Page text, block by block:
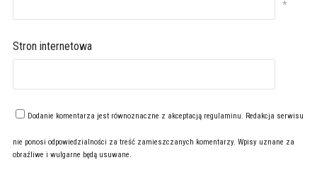
*
Stron internetowa
Dodanie komentarza jest równoznaczne z akceptacją regulaminu. Redakcja serwisu
nie ponosi odpowiedzialności za treść zamieszczanych komentarzy. Wpisy uznane za
obraźliwe i wulgarne będą usuwane.